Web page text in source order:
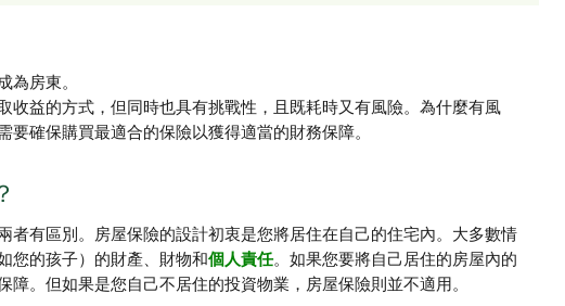
為房東。
收益的方式，但同時也具有挑戰性，且既耗時又有風險。為什麼有風
要確保購買最適合的保險以獲得適當的財務保障。
者有區別。房屋保險的設計初衷是您將居住在自己的住宅內。大多數情
您的孩子）的財產、財物和個人責任。如果您要將自己居住的房屋內的
障。但如果是您自己不居住的投資物業，房屋保險則並不適用。